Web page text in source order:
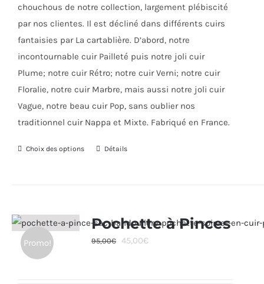
chouchous de notre collection, largement plébiscité
par nos clientes. Il est décliné dans différents cuirs
fantaisies par La cartablière. D’abord, notre
incontournable cuir Pailleté puis notre joli cuir
Plume; notre cuir Rétro; notre cuir Verni; notre cuir
Floralie, notre cuir Marbre, mais aussi notre joli cuir
Vague, notre beau cuir Pop, sans oublier nos
traditionnel cuir Nappa et Mixte. Fabriqué en France.
Choix des options
Ce
variations.
Les
Détails
Promo!
Pochette à Pinces
95,00€
Le
45,00€Le